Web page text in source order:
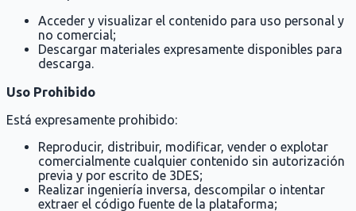
Acceder y visualizar el contenido para uso personal y
no comercial;
Descargar materiales expresamente disponibles para
descarga.
Uso Prohibido
Está expresamente prohibido:
Reproducir, distribuir, modificar, vender o explotar
comercialmente cualquier contenido sin autorización
previa y por escrito de 3DES;
Realizar ingeniería inversa, descompilar o intentar
extraer el código fuente de la plataforma;